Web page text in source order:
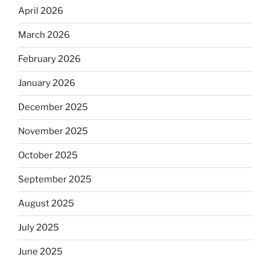
April 2026
March 2026
February 2026
January 2026
December 2025
November 2025
October 2025
September 2025
August 2025
July 2025
June 2025